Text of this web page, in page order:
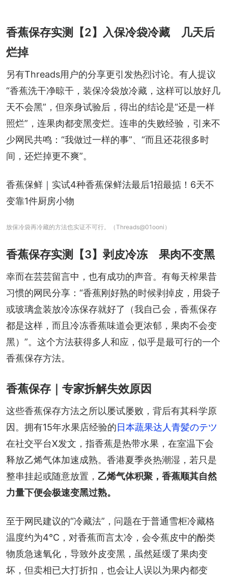
香蕉保存实测【2】入保冷袋冷藏 几天后
烂掉
另有Threads用户的分享更引发热烈讨论。有人提议
“香蕉洗干净晾干，装保冷袋放冷藏，这样可以放好几
天不会黑”，但亲身试验后，得出的结论是“还是一样
照烂”，连果肉都变黑变烂。连串的失败经验，引来不
少网民共鸣：“我做过一样的事”、“而且还花很多时
间，还烂掉更不爽”。
香蕉保鲜｜实试4种香蕉保鲜法最后1招最掂！6天不
变靠1件厨房小物
放保冷袋再冷藏的方法也实证不可行。（Threads@01ooni）
香蕉保存实测【3】剥皮冷冻 果肉不变黑
幸而在芸芸留言中，也有成功的声音。有每天榨果昔
习惯的网民分享：“香蕉刚好熟的时候剥掉皮，用袋子
或玻璃盒装放冷冻保存就好了（我自己会，香蕉保存
都是这样，而且冷冻香蕉味道会更浓郁，果肉不会变
黑）”。这个方法获得多人和应，似乎是最可行的一个
香蕉保存方法。
香蕉保存｜专家拆解失效原因
这些香蕉保存方法之所以屡试屡败，背后有其科学原
因。拥有15年水果店经验的日本蔬果达人青髪のテツ
在社交平台X发文，指香蕉是热带水果，在室温下会
释放乙烯气体加速成熟。香港夏季炎热潮湿，若只是
整串挂起或随意放置， 乙烯气体积聚，香蕉顺其自然
力量下便会极速变黑过熟。
至于网民建议的“冷藏法”，问题在于普通雪柜冷藏格
温度约为4°C，对香蕉而言太冷，会令蕉皮中的酚类
物质急速氧化，导致外皮变黑，虽然延缓了果肉变
坏，但卖相已大打折扣，也会让人误以为果内都变